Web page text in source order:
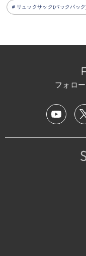
リュックサック(バックパック
フォロ